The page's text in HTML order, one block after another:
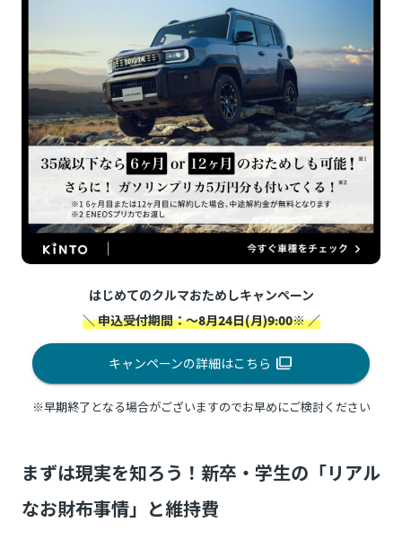
はじめてのクルマおためしキャンペーン
＼ 申込受付期間：～8月24日(月)9:00※ ／
キャンペーンの詳細はこちら
※早期終了となる場合がございますのでお早めにご検討ください
まずは現実を知ろう！新卒・学生の「リアル
なお財布事情」と維持費